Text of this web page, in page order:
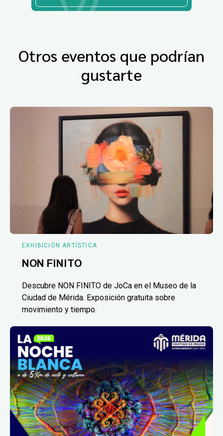
Otros eventos que podrían
gustarte
EXHIBICIÓN ARTÍSTICA
NON FINITO
Descubre NON FINITO de JoCa en el Museo de la
Ciudad de Mérida. Exposición gratuita sobre
movimiento y tiempo.